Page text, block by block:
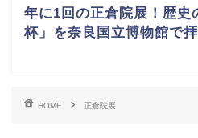
年に1回の正倉院展！歴史
杯」を奈良国立博物館で
HOME 正倉院展